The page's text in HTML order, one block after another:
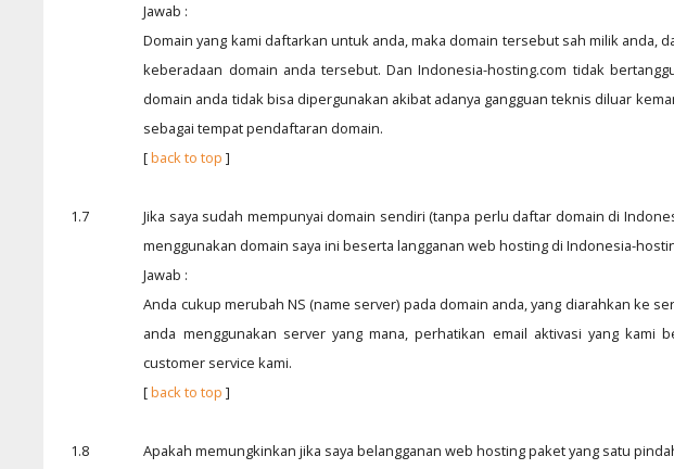
Jawab :
Domain yang kami daftarkan untuk anda, maka domain tersebut sah milik anda,
keberadaan domain anda tersebut. Dan Indonesia-hosting.com tidak
domain anda tidak bisa dipergunakan akibat adanya gangguan teknis diluar
sebagai tempat pendaftaran domain.
[back to top ]
1.7
Jika saya sudah mempunyai domain sendiri (tanpa perlu daftar domain di
menggunakan domain saya ini beserta langganan web hosting di Indonesia-
Jawab :
Anda cukup merubah NS (name server) pada domain anda, yang diarahkan ke
anda menggunakan server yang mana, perhatikan email aktivasi yang kami
customer service kami.
[back to top ]
1.8
Apakah memungkinkan jika saya belangganan web hosting paket yang satu